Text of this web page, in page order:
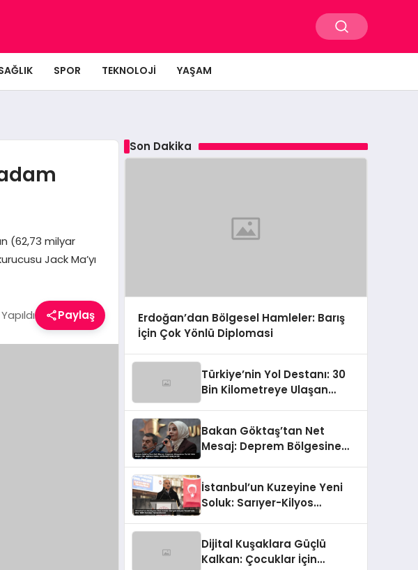
SPOR TEKNOLOJI YAŞAM
(62,73 milyar
Jack Ma’yı
Paylaş
Son Dakika
Erdoğan’dan Bölgesel Hamleler: Barış
İçin Çok Yönlü Diplomasi
Türkiye’nin Yol Destanı: 30
Bin Kilometreye Ulaşan
Bakan Göktaş’tan Net
Mesaj: Deprem Bölgesine
İstanbul’un Kuzeyine Yeni
Soluk: Sarıyer-Kilyos
Dijital Kuşaklara Güçlü
Kalkan: Çocuklar İçin